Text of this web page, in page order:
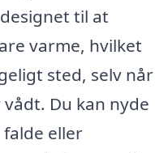
til at
varme, hvilket
sted, selv når
Du kan nyde
eller